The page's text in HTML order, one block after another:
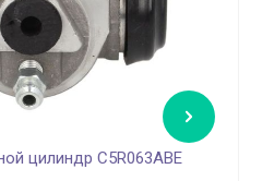
цилиндр C5R063ABE